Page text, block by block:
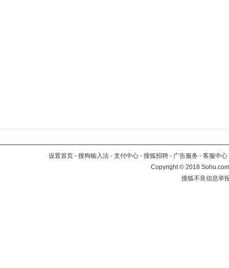
设置首页 - 搜狗输入法 - 支付中心 - 搜狐招聘 - 广告服务 - 客服中心
Copyright©2018
搜狐不良信息举